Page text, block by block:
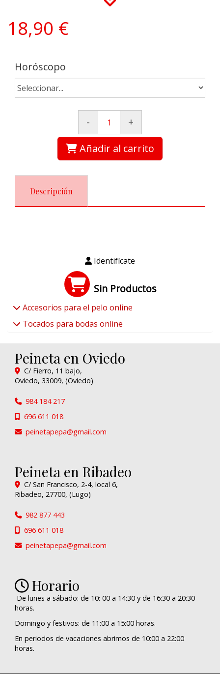
18,90 €
Horóscopo
-
+
Añadir al carrito
Descripción
Identifícate
Sin Productos
Accesorios para el pelo online
Tocados para bodas online
Peineta en Oviedo
C/ Fierro, 11 bajo,
Oviedo, 33009, (Oviedo)
984 184 217
696 611 018
peinetapepa
gmail.com
Peineta en Ribadeo
C/ San Francisco, 2-4, local 6,
Ribadeo, 27700, (Lugo)
982 877 443
696 611 018
peinetapepa
gmail.com
Horario
De lunes a sábado: de 10: 00 a 14:30 y de 16:30 a 20:30
horas.
Domingo y festivos: de 11:00 a 15:00 horas.
En periodos de vacaciones abrimos de 10:00 a 22:00
horas.